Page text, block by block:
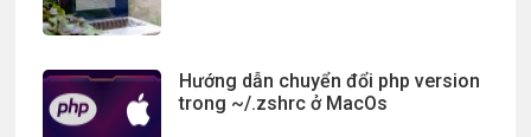
Hướng dẫn chuyển đổi php version
trong ~/.zshrc ở MacOs